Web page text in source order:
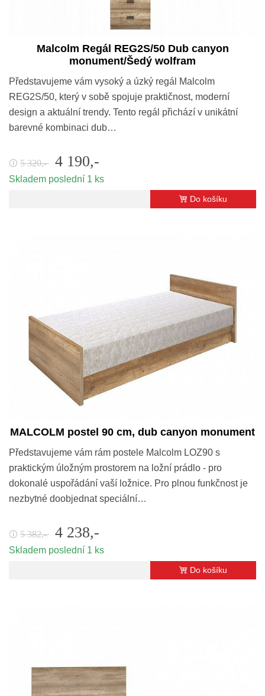
Malcolm Regál REG2S/50 Dub canyon
monument/Šedý wolfram
Představujeme vám vysoký a úzký regál Malcolm
REG2S/50, který v sobě spojuje praktičnost, moderní
design a aktuální trendy. Tento regál přichází v unikátní
barevné kombinaci dub…
🛈 5 320,- 4 190,-
Skladem poslední 1 ks
Do košíku
MALCOLM postel 90 cm, dub canyon monument
Představujeme vám rám postele Malcolm LOZ90 s
praktickým úložným prostorem na ložní prádlo - pro
dokonalé uspořádání vaší ložnice. Pro plnou funkčnost je
nezbytné doobjednat speciální…
🛈 5 382,- 4 238,-
Skladem poslední 1 ks
Do košíku